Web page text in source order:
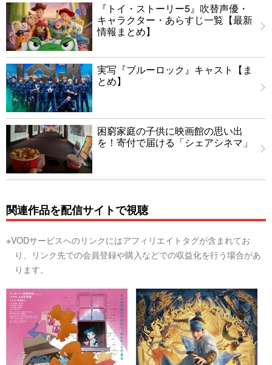
『トイ・ストーリー5』吹替声優・
キャラクター・あらすじ一覧【最新
情報まとめ】
実写『ブルーロック』キャスト【ま
とめ】
困窮家庭の子供に映画館の思い出
を！寄付で届ける「シェアシネマ」
関連作品を配信サイトで視聴
※VODサービスへのリンクにはアフィリエイトタグが含まれてお
り、リンク先での会員登録や購入などでの収益化を行う場合があ
ります。